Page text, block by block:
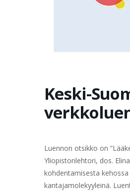
Keski-
Luennon otsikko on
Yliopistonlehtori, dos.
kohdentamisesta
kantajamolekyyleinä.